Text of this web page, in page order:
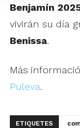
Benjamín
vivirán su día
Benissa.
Más
Puleva.
ETIQUETES